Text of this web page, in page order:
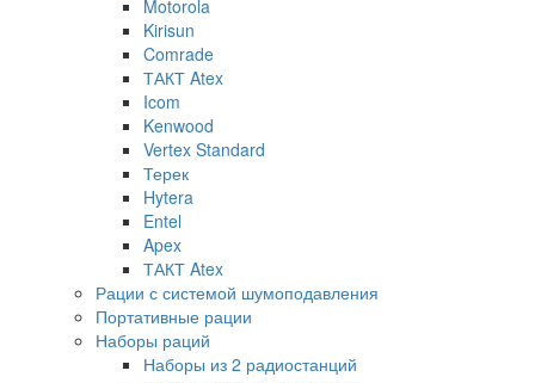
Motorola
Kirisun
Comrade
ТАКТ Atex
Icom
Kenwood
Vertex Standard
Терек
Hytera
Entel
Apex
ТАКТ Atex
Рации с системой шумоподавления
Портативные рации
Наборы раций
Наборы из 2 радиостанций